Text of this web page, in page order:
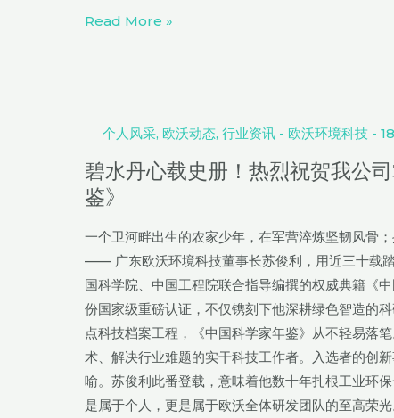
海
质
落
地
Read More »
个人风采, 欧沃动态, 行业资讯- 欧沃环境科技 -
碧水丹心载史册！热烈祝贺我公
鉴》
一个卫河畔出生的农家少年，在军营淬炼坚韧风骨
—— 广东欧沃环境科技董事长苏俊利，用近三十载
国科学院、中国工程院联合指导编撰的权威典籍《
份国家级重磅认证，不仅镌刻下他深耕绿色智造的
点科技档案工程，《中国科学家年鉴》从不轻易落
术、解决行业难题的实干科技工作者。入选者的创
喻。苏俊利此番登载，意味着他数十年扎根工业环
是属于个人，更是属于欧沃全体研发团队的至高荣
载
史
贺
我